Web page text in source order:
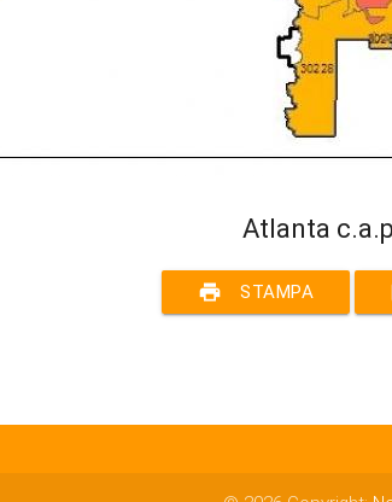
Atlanta
print STAMPA